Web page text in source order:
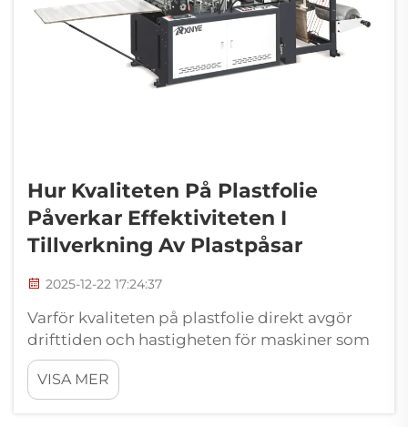
Hur Kvaliteten På Plastfolie
Påverkar Effektiviteten I
Tillverkning Av Plastpåsar
2025-12-22 17:24:37
Varför kvaliteten på plastfolie direkt avgör
drifttiden och hastigheten för maskiner som
tillverkar plastpåsar. Hur inhomogent
smältflödesindex (MFI) och fukthalt orsakar
instabil påmatning och bristning av banan.
VISA MER